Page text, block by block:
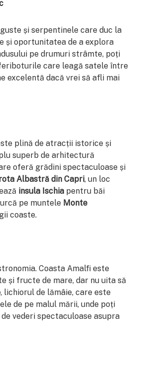
și serpentinele care duc la
și oportunitatea de a explora
pe drumuri strâmte, poți
care leagă satele între
excelentă dacă vrei să afli mai
plină de atracții istorice și
superb de arhitectură
oferă grădini spectaculoase și
Albastră din Capri, un loc
insula Ischia pentru băi
pe muntele Monte
coaste.
Coasta Amalfi este
și fructe de mare, dar nu uita să
, lichiorul de lămâie, care este
de pe malul mării, unde poți
vederi spectaculoase asupra